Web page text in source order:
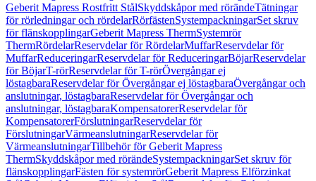
Geberit Mapress Rostfritt StålSkyddskåpor med rörändeTätningar
för rörledningar och rördelarRörfästenSystempackningarSet skruv
för flänskopplingarGeberit Mapress ThermSystemrör
ThermRördelarReservdelar för RördelarMuffarReservdelar för
MuffarReduceringarReservdelar för ReduceringarBöjarReservdelar
för BöjarT-rörReservdelar för T-rörÖvergångar ej
löstagbaraReservdelar för Övergångar ej löstagbaraÖvergångar och
anslutningar, löstagbaraReservdelar för Övergångar och
anslutningar, löstagbaraKompensatorerReservdelar för
KompensatorerFörslutningarReservdelar för
FörslutningarVärmeanslutningarReservdelar för
VärmeanslutningarTillbehör för Geberit Mapress
ThermSkyddskåpor med rörändeSystempackningarSet skruv för
flänskopplingarFästen för systemrörGeberit Mapress Elförzinkat